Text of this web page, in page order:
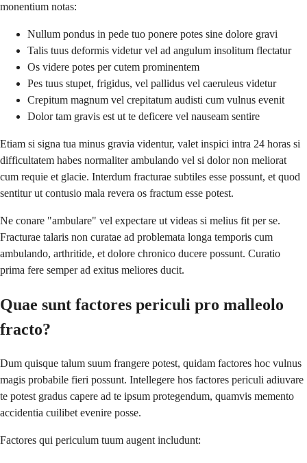
monentium notas:
Nullum pondus in pede tuo ponere potes sine dolore gravi
Talis tuus deformis videtur vel ad angulum insolitum flectatur
Os videre potes per cutem prominentem
Pes tuus stupet, frigidus, vel pallidus vel caeruleus videtur
Crepitum magnum vel crepitatum audisti cum vulnus evenit
Dolor tam gravis est ut te deficere vel nauseam sentire
Etiam si signa tua minus gravia videntur, valet inspici intra 24 horas si
difficultatem habes normaliter ambulando vel si dolor non meliorat
cum requie et glacie. Interdum fracturae subtiles esse possunt, et quod
sentitur ut contusio mala revera os fractum esse potest.
Ne conare "ambulare" vel expectare ut videas si melius fit per se.
Fracturae talaris non curatae ad problemata longa temporis cum
ambulando, arthritide, et dolore chronico ducere possunt. Curatio
prima fere semper ad exitus meliores ducit.
Quae sunt factores periculi pro malleolo
fracto?
Dum quisque talum suum frangere potest, quidam factores hoc vulnus
magis probabile fieri possunt. Intellegere hos factores periculi adiuvare
te potest gradus capere ad te ipsum protegendum, quamvis memento
accidentia cuilibet evenire posse.
Factores qui periculum tuum augent includunt: